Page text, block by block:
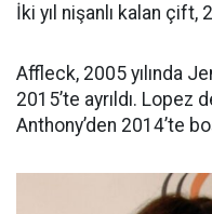
İki yıl nişanlı kalan çift,
Affleck, 2005 yılında
2015’te ayrıldı. Lopez
Anthony’den 2014’te